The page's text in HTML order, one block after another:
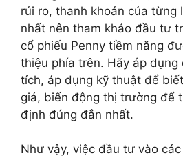
rủi ro, thanh khoản của từng
nhất nên tham khảo đầu tư
cổ phiếu Penny tiềm năng
thiệu phía trên. Hãy áp dụng
tích, áp dụng kỹ thuật để
giá, biến động thị trường để
định đúng đắn nhất.
Như vậy, việc đầu tư vào